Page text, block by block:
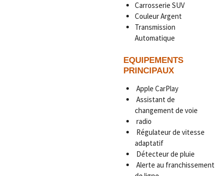
Carrosserie SUV
Couleur Argent
Transmission
Automatique
EQUIPEMENTS
PRINCIPAUX
Apple CarPlay
Assistant de
changement de voie
radio
Régulateur de vitesse
adaptatif
Détecteur de pluie
Alerte au franchissement